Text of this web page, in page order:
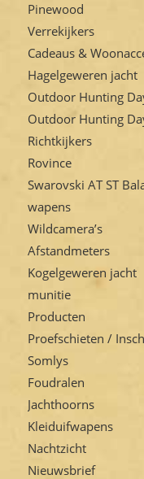
Pinewood
Verrekijkers
Cadeaus &
Hagelgeweren jacht
Outdoor Hunting
Outdoor Hunting
Richtkijkers
Rovince
Swarovski AT ST
wapens
Wildcamera’s
Afstandmeters
Kogelgeweren jacht
munitie
Producten
Proefschieten /
Somlys
Foudralen
Jachthoorns
Kleiduifwapens
Nachtzicht
Nieuwsbrief